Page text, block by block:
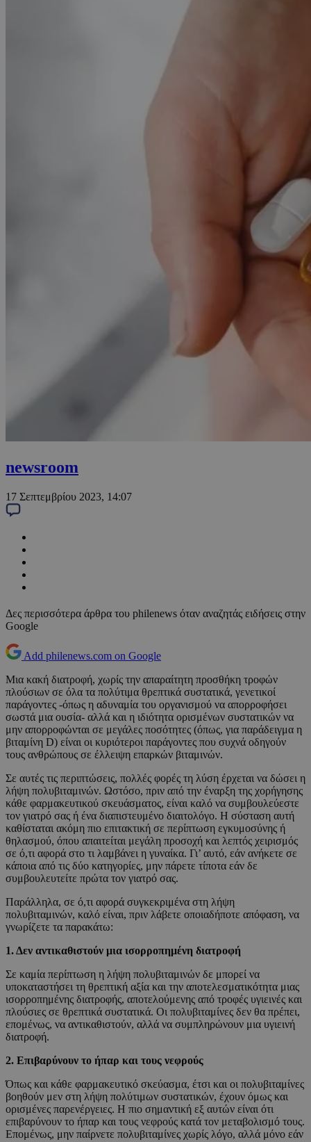
newsroom
17 Σεπτεμβρίου 2023, 14:07
Δες περισσότερα άρθρα του philenews όταν αναζητάς ειδήσεις στην
Google
Add philenews.com on Google
Μια κακή διατροφή, χωρίς την απαραίτητη προσθήκη τροφών
πλούσιων σε όλα τα πολύτιμα θρεπτικά συστατικά, γενετικοί
παράγοντες -όπως η αδυναμία του οργανισμού να απορροφήσει
σωστά μια ουσία- αλλά και η ιδιότητα ορισμένων συστατικών να
μην απορροφώνται σε μεγάλες ποσότητες (όπως, για παράδειγμα η
βιταμίνη D) είναι οι κυριότεροι παράγοντες που συχνά οδηγούν
τους ανθρώπους σε έλλειψη επαρκών βιταμινών.
Σε αυτές τις περιπτώσεις, πολλές φορές τη λύση έρχεται να δώσει η
λήψη πολυβιταμινών. Ωστόσο, πριν από την έναρξη της χορήγησης
κάθε φαρμακευτικού σκευάσματος, είναι καλό να συμβουλεύεστε
τον γιατρό σας ή ένα διαπιστευμένο διαιτολόγο. Η σύσταση αυτή
καθίσταται ακόμη πιο επιτακτική σε περίπτωση εγκυμοσύνης ή
θηλασμού, όπου απαιτείται μεγάλη προσοχή και λεπτός χειρισμός
σε ό,τι αφορά στο τι λαμβάνει η γυναίκα. Γι’ αυτό, εάν ανήκετε σε
κάποια από τις δύο κατηγορίες, μην πάρετε τίποτα εάν δε
συμβουλευτείτε πρώτα τον γιατρό σας.
Παράλληλα, σε ό,τι αφορά συγκεκριμένα στη λήψη
πολυβιταμινών, καλό είναι, πριν λάβετε οποιαδήποτε απόφαση, να
γνωρίζετε τα παρακάτω:
1. Δεν αντικαθιστούν μια ισορροπημένη διατροφή
Σε καμία περίπτωση η λήψη πολυβιταμινών δε μπορεί να
υποκαταστήσει τη θρεπτική αξία και την αποτελεσματικότητα μιας
ισορροπημένης διατροφής, αποτελούμενης από τροφές υγιεινές και
πλούσιες σε θρεπτικά συστατικά. Οι πολυβιταμίνες δεν θα πρέπει,
επομένως, να αντικαθιστούν, αλλά να συμπληρώνουν μια υγιεινή
διατροφή.
2. Επιβαρύνουν το ήπαρ και τους νεφρούς
Όπως και κάθε φαρμακευτικό σκεύασμα, έτσι και οι πολυβιταμίνες
βοηθούν μεν στη λήψη πολύτιμων συστατικών, έχουν όμως και
ορισμένες παρενέργειες. Η πιο σημαντική εξ αυτών είναι ότι
επιβαρύνουν το ήπαρ και τους νεφρούς κατά τον μεταβολισμό τους.
Επομένως, μην παίρνετε πολυβιταμίνες χωρίς λόγο, αλλά μόνο εάν